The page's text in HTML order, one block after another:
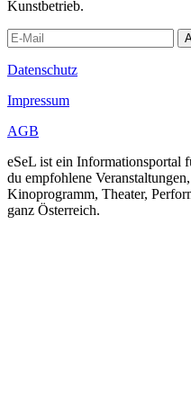
Kunstbetrieb.
Datenschutz
Impressum
AGB
eSeL ist ein Informationsportal
du empfohlene
Kinoprogramm, Theater,
ganz Österreich.